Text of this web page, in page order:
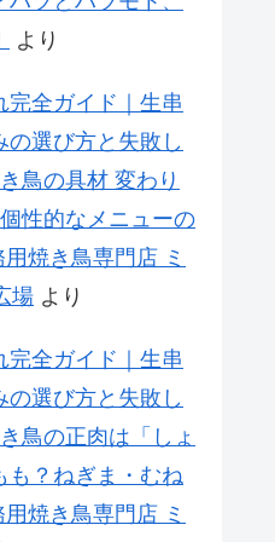
より
完全ガイド｜生串
の選び方と失敗し
鳥の具材 変わり
性的なメニューの
焼き鳥専門店 ミ
場 より
完全ガイド｜生串
の選び方と失敗し
鳥の正肉は「しょ
も？ねぎま・むね
焼き鳥専門店 ミ